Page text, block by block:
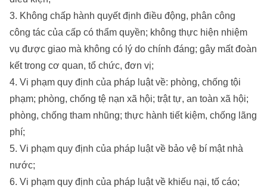
3. Không chấp hành quyết định điều động, phân công
công tác của cấp có thẩm quyền; không thực hiện nhiệm
vụ được giao mà không có lý do chính đáng; gây mất đoàn
kết trong cơ quan, tổ chức, đơn vị;
4. Vi phạm quy định của pháp luật về: phòng, chống tội
phạm; phòng, chống tệ nạn xã hội; trật tự, an toàn xã hội;
phòng, chống tham nhũng; thực hành tiết kiệm, chống lãng
phí;
5. Vi phạm quy định của pháp luật về bảo vệ bí mật nhà
nước;
6. Vi phạm quy định của pháp luật về khiếu nại, tố cáo;